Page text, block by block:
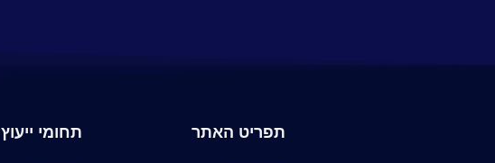
תפריט האתר תחומי ייעוץ